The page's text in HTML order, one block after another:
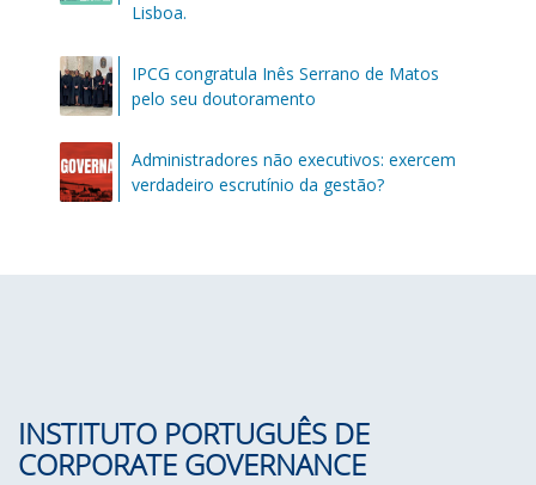
Lisboa.
IPCG congratula Inês Serrano de Matos
pelo seu doutoramento
Administradores não executivos: exercem
verdadeiro escrutínio da gestão?
INSTITUTO PORTUGUÊS DE
CORPORATE GOVERNANCE